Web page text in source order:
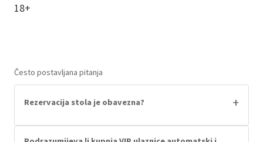
18+
Često postavljana pitanja
Rezervacija stola je obavezna? +
Nije! Rezervacija stola je isključivo ako želiš.
Imamo veliki plesni podij i jednako velik šank za